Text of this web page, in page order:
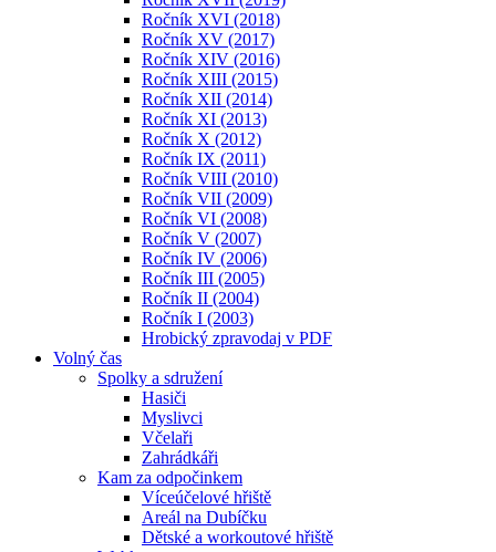
Ročník XVI (2018)
Ročník XV (2017)
Ročník XIV (2016)
Ročník XIII (2015)
Ročník XII (2014)
Ročník XI (2013)
Ročník X (2012)
Ročník IX (2011)
Ročník VIII (2010)
Ročník VII (2009)
Ročník VI (2008)
Ročník V (2007)
Ročník IV (2006)
Ročník III (2005)
Ročník II (2004)
Ročník I (2003)
Hrobický zpravodaj v PDF
Volný čas
Spolky a sdružení
Hasiči
Myslivci
Včelaři
Zahrádkáři
Kam za odpočinkem
Víceúčelové hřiště
Areál na Dubíčku
Dětské a workoutové hřiště